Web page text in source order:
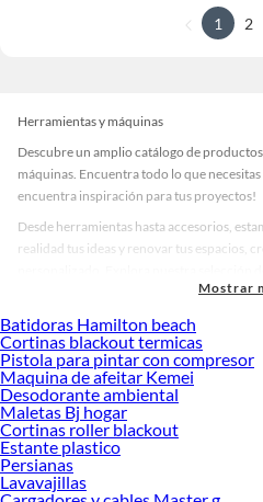
1 2
Herramientas y máquinas
Descubre un amplio catálogo de
máquinas. Encuentra todo lo que
encuentra inspiración para tus proyectos!
Desde herramientas hasta accesorios,
realidad tus ideas y renovar tus espacios,
accesorios de calidad que te ayudarán a
Desde remodelaciones hasta proyectos de
tus ideas realidad. ¡Visítanos y encuentra
Herramientas y máquinas!
Explora la variedad de productos de
Sodimac
Herramientas, materiales y accesorios de
renovación de espacios. ¡Visítanos y
ofrecerte!
Mostrar
Batidoras Hamilton beach
Cortinas blackout termicas
Pistola para pintar con compresor
Maquina de afeitar Kemei
Desodorante ambiental
Maletas Bj hogar
Cortinas roller blackout
Estante plastico
Persianas
Lavavajillas